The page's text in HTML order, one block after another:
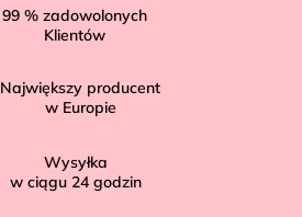
99 % zadowolonych
Klientów
Największy producent
w Europie
Wysyłka
w ciągu 24 godzin